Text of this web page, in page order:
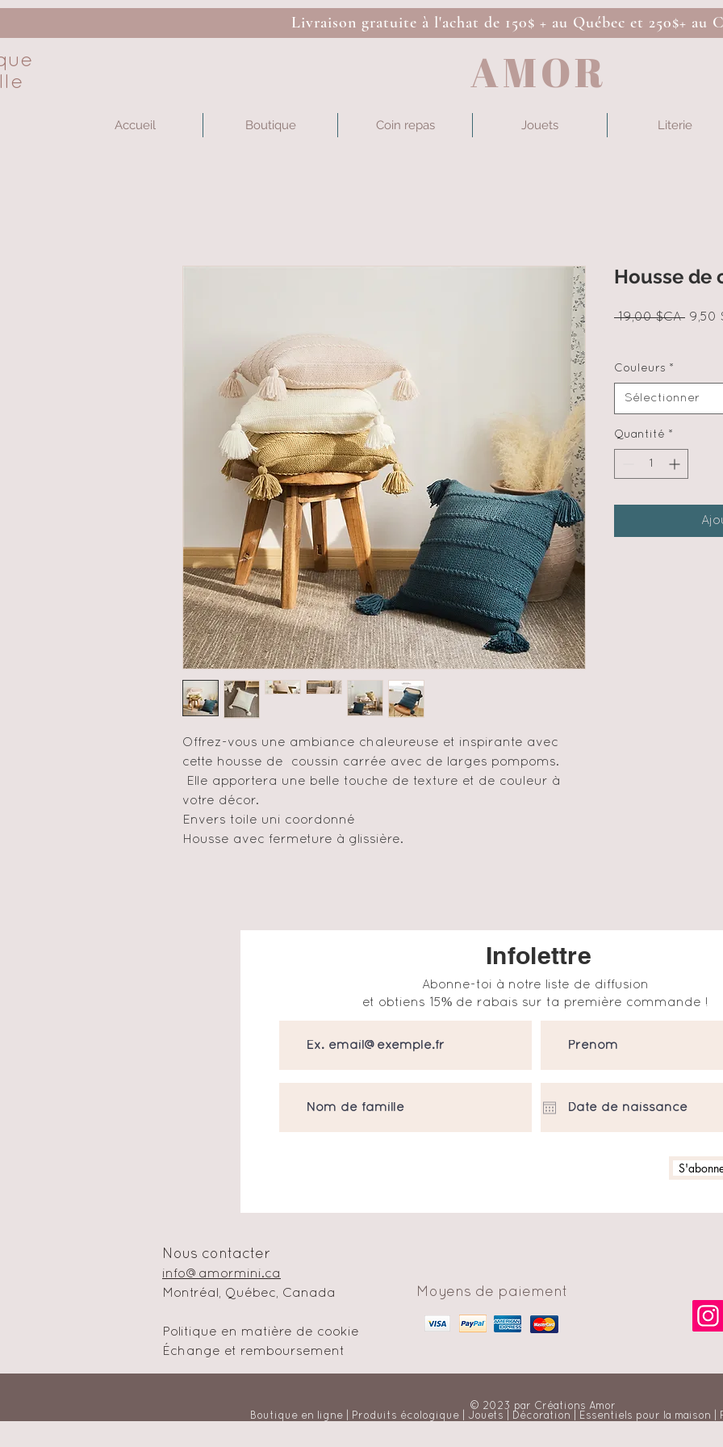
Livraison gratuite à l'achat de 150$ + au Québec et 250$+ au
AMOR
Accueil Boutique Coin repas Jouets Literie
Offrez-vous une ambiance chaleureuse et inspirante avec
cette housse de coussin carrée avec de larges pompoms.
Elle apportera une belle touche de texture et de couleur à
votre décor.
Envers toile uni coordonné
Housse avec fermeture à glissière.
Housse de
19,00 $CA Prix
9,50
Couleurs *
Sélectionner
Quantité *
Infolettre
Abonne-toi à notre liste de diffusion
et obtiens 15% de rabais sur ta première commande !
Nous contacter
info@amormini.ca
Montréal, Québec, Canada
Politique en matière de cookie
Échange et remboursement
Moyens de paiement
© 2023 par Créations Amor
Boutique en ligne | Produits écologique | Jouets | Décoration | Essentiels pour la maison |